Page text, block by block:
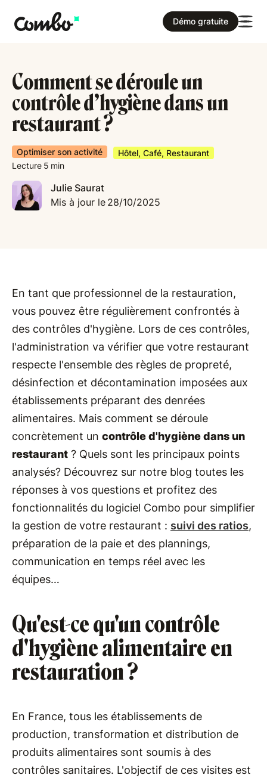
Démo gratuite
Comment se déroule un
contrôle d’hygiène dans un
restaurant ?
Optimiser son activité
Hôtel, Café, Restaurant
Lecture 5 min
Julie Saurat
Mis à jour le 28/10/2025
En tant que professionnel de la restauration,
vous pouvez être régulièrement confrontés à
des contrôles d'hygiène. Lors de ces contrôles,
l'administration va vérifier que votre restaurant
respecte l'ensemble des règles de propreté,
désinfection et décontamination imposées aux
établissements préparant des denrées
alimentaires. Mais comment se déroule
concrètement un contrôle d'hygiène dans un
restaurant ? Quels sont les principaux points
analysés? Découvrez sur notre blog toutes les
réponses à vos questions et profitez des
fonctionnalités du logiciel Combo pour simplifier
la gestion de votre restaurant : suivi des ratios,
préparation de la paie et des plannings,
communication en temps réel avec les
équipes…
Qu'est-ce qu'un contrôle
d'hygiène alimentaire en
restauration ?
En France, tous les établissements de
production, transformation et distribution de
produits alimentaires sont soumis à des
contrôles sanitaires. L'objectif de ces visites est